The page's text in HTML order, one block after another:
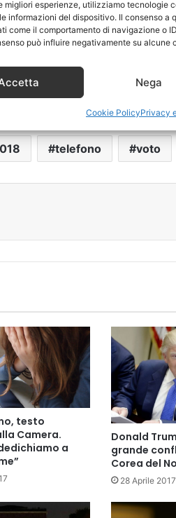
migliori esperienze, utilizziamo tecnologie
informazioni del dispositivo. Il consenso a
come il comportamento di navigazione o
può influire negativamente su alcune
Nega
Cookie PolicyPrivacy
di voto per poi dimostrare
verrà annullata anche se non è
telefono voto
testo
Camera.
a
Donald
grande
Corea del
28 Aprile 2017